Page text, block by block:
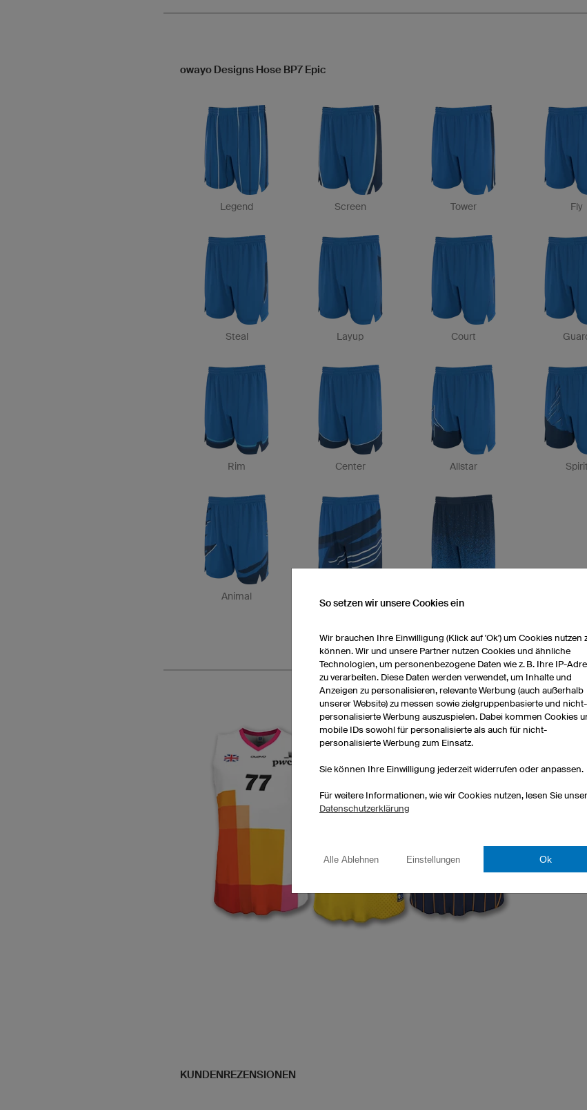
owayo Designs Hose BP7 Epic
Legend Screen Tower Fly
Steal Layup Court
Rim Center Allstar Spirit
Animal
KUNDENREZENSIONEN
So setzen wir unsere Cookies ein
Wir brauchen Ihre Einwilligung (Klick auf 'Ok') um Cookies nutzen
können. Wir und unsere Partner nutzen Cookies und ähnliche
Technologien, um personenbezogene Daten wie z. B. Ihre IP-
zu verarbeiten. Diese Daten werden verwendet, um Inhalte und
Anzeigen zu personalisieren, relevante Werbung (auch außerhalb
unserer Website) zu messen sowie zielgruppenbasierte und nicht-
personalisierte Werbung auszuspielen. Dabei kommen Cookies
mobile IDs sowohl für personalisierte als auch für nicht-
personalisierte Werbung zum Einsatz.
Sie können Ihre Einwilligung jederzeit widerrufen oder anpassen.
Für weitere Informationen, wie wir Cookies nutzen, lesen Sie
Datenschutzerklärung
Alle Ablehnen Einstellungen Ok